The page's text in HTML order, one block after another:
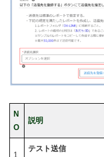
N
O
説明
1
テスト送信